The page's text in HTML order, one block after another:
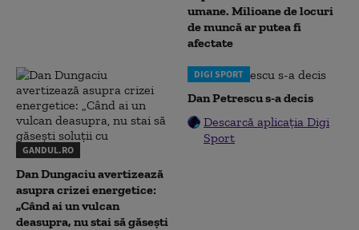
umane. Milioane de locuri
de muncă ar putea fi
afectate
GANDUL.RO
Dan Dungaciu avertizează
asupra crizei energetice:
„Când ai un vulcan
deasupra, nu stai să găsești
DIGI SPORT
Dan Petrescu s-a decis
Descarcă aplicația Digi
Sport